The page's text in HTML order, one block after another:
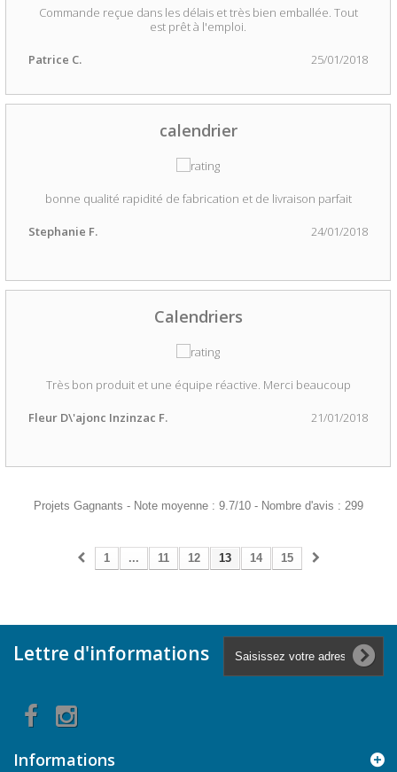
Commande reçue dans les délais et très bien emballée. Tout
est prêt à l'emploi.
Patrice C. 25/01/2018
calendrier
bonne qualité rapidité de fabrication et de livraison parfait
Stephanie F. 24/01/2018
Calendriers
Très bon produit et une équipe réactive. Merci beaucoup
Fleur D\'ajonc Inzinzac F. 21/01/2018
Projets Gagnants - Note moyenne : 9.7/10 - Nombre d'avis : 299
1 ... 11 12 13 14 15
Lettre d'informations
Informations